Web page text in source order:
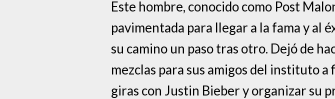
Este hombre, conocido como Post
pavimentada para llegar a la fama y al
su camino un paso tras otro. Dejó de
mezclas para sus amigos del instituto
giras con Justin Bieber y organizar su